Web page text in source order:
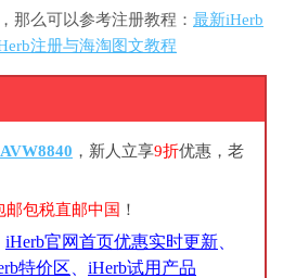
那么可以参考注册教程： 最新iHerb
注册与海淘图文教程
AVW8840 ，新人立享9折优惠，老
邮包税直邮中国 ！
iHerb官网首页优惠实时更新
特价区 iHerb试用产品